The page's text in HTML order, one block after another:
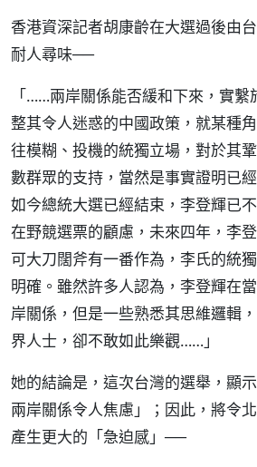
香港資深記者胡康齡在大選過後由
耐人尋味──
「……兩岸關係能否緩和下來，實
整其令人迷惑的中國政策，就某種
往模糊、投機的統獨立場，對於其
數群眾的支持，當然是事實證明已
如今總統大選已經結束，李登輝已
在野競選票的顧慮，未來四年，李
可大刀闊斧有一番作為，李氏的統
明確。雖然許多人認為，李登輝在
岸關係，但是一些熟悉其思維邏輯
界人士，卻不敢如此樂觀……」
她的結論是，這次台灣的選舉，顯
兩岸關係令人焦慮」；因此，將令
產生更大的「急迫感」──